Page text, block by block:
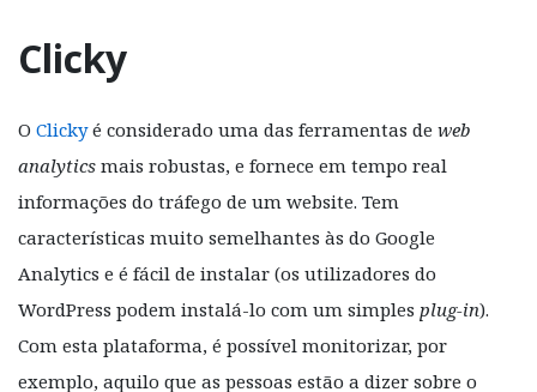
Clicky
O Clickyé considerado uma das ferramentas de web
analytics mais robustas, e fornece em tempo real
informações do tráfego de um website. Tem
características muito semelhantes às do Google
Analytics e é fácil de instalar (os utilizadores do
WordPress podem instalá-lo com um simples plug-in).
Com esta plataforma, é possível monitorizar, por
exemplo, aquilo que as pessoas estão a dizer sobre o